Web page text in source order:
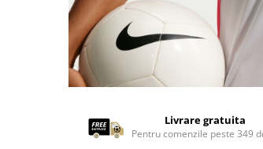
Livrare gratuita
Pentru comenzile peste 349